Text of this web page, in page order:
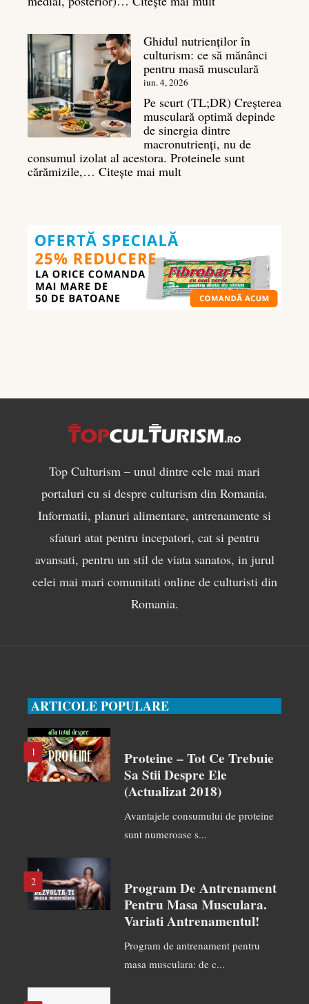
Ghid
complet
pentru
3D
Ghidul nutrienților în
culturism: ce să mănânci
pentru masă musculară
iun. 4, 2026
Pe scurt (TL;DR) Creșterea
musculară optimă depinde
de sinergia dintre
macronutrienți, nu de
consumul izolat al acestora. Proteinele sunt
cărămizile,… Citește mai mult:
mănânci
pentru
masă
musculară
Top Culturism – unul dintre cele mai mari
portaluri cu si despre culturism din Romania.
Informatii, planuri alimentare, antrenamente si
sfaturi atat pentru incepatori, cat si pentru
avansati, pentru un stil de viata sanatos, in jurul
celei mai mari comunitati online de culturisti din
Romania.
ARTICOLE POPULARE
1
Proteine – Tot Ce Trebuie
Sa Stii Despre Ele
(actualizat 2018)
Avantajele consumului de proteine
sunt numeroase s...
2
Program De Antrenament
Pentru Masa Musculara.
Variati Antrenamentul!
Program de antrenament pentru
masa musculara: de c...